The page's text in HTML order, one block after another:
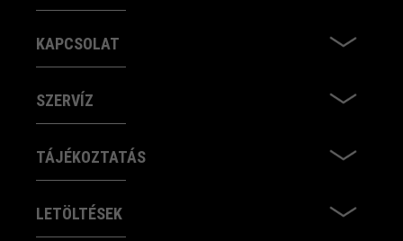
KAPCSOLAT
SZERVÍZ
TÁJÉKOZTATÁS
LETÖLTÉSEK